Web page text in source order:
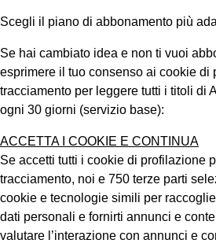
Scegli il piano di abbonamento più
Se hai cambiato idea e non ti vuoi
esprimere il tuo consenso ai cookie di
tracciamento per leggere tutti i titoli di
ogni 30 giorni (servizio base):
ACCETTA I COOKIE E CONTINUA
Se accetti tutti i cookie di profilazione
tracciamento, noi e 750 terze parti
cookie e tecnologie simili per
dati personali e fornirti annunci e
valutare l’interazione con annunci e